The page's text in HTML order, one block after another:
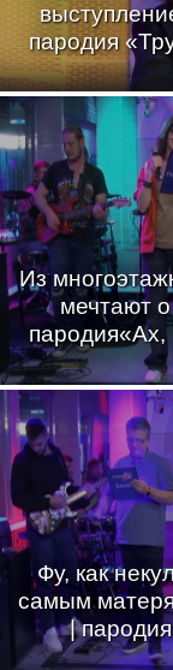
пародия
Из
мечтают
Фу, как
самым
|